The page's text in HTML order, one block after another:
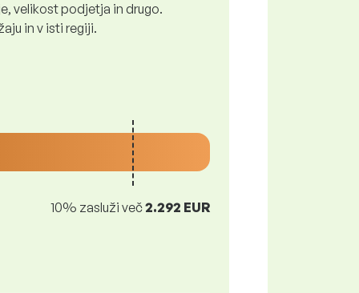
velikost podjetja in drugo.
in v isti regiji.
10% zasluži več2.292 EUR